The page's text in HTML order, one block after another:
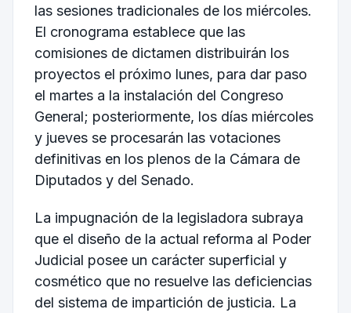
las sesiones tradicionales de los miércoles.
El cronograma establece que las
comisiones de dictamen distribuirán los
proyectos el próximo lunes, para dar paso
el martes a la instalación del Congreso
General; posteriormente, los días miércoles
y jueves se procesarán las votaciones
definitivas en los plenos de la Cámara de
Diputados y del Senado.
La impugnación de la legisladora subraya
que el diseño de la actual reforma al Poder
Judicial posee un carácter superficial y
cosmético que no resuelve las deficiencias
del sistema de impartición de justicia. La